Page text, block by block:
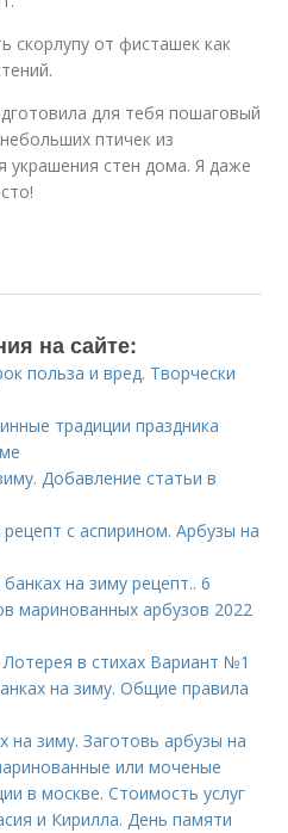
скорлупу от фисташек как
для тебя пошаговый
птичек из
украшения стен дома. Я даже
на сайте:
польза и вред. Творчески
традиции праздника
Добавление статьи в
с аспирином. Арбузы на
на зиму рецепт.. 6
маринованных арбузов 2022
в стихах Вариант №1
на зиму. Общие правила
на зиму. Заготовь арбузы на
или моченые
в москве. Стоимость услуг
и Кирилла. День памяти